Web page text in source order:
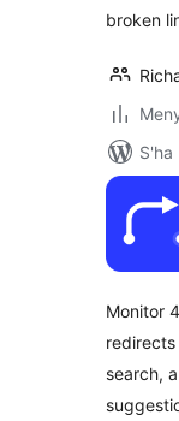
broken
Monitor
search,